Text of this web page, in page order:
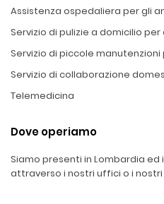
Assistenza ospedaliera per gli
Servizio di pulizie a domicilio per
Servizio di piccole manutenzioni
Servizio di collaborazione
Telemedicina
Dove operiamo
Siamo presenti in Lombardia ed
attraverso i nostri uffici o i